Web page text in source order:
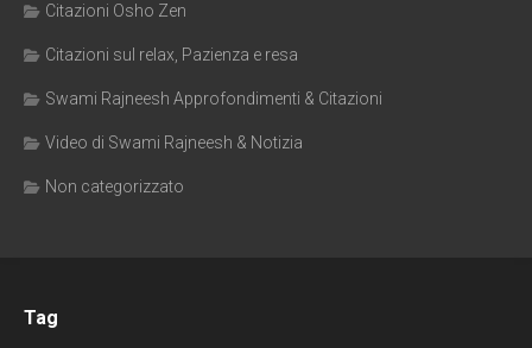
Citazioni Osho Zen
Citazioni sul relax, Pazienza e resa
Swami Rajneesh Approfondimenti & Citazioni
Video di Swami Rajneesh & Notizia
Non categorizzato
Tag